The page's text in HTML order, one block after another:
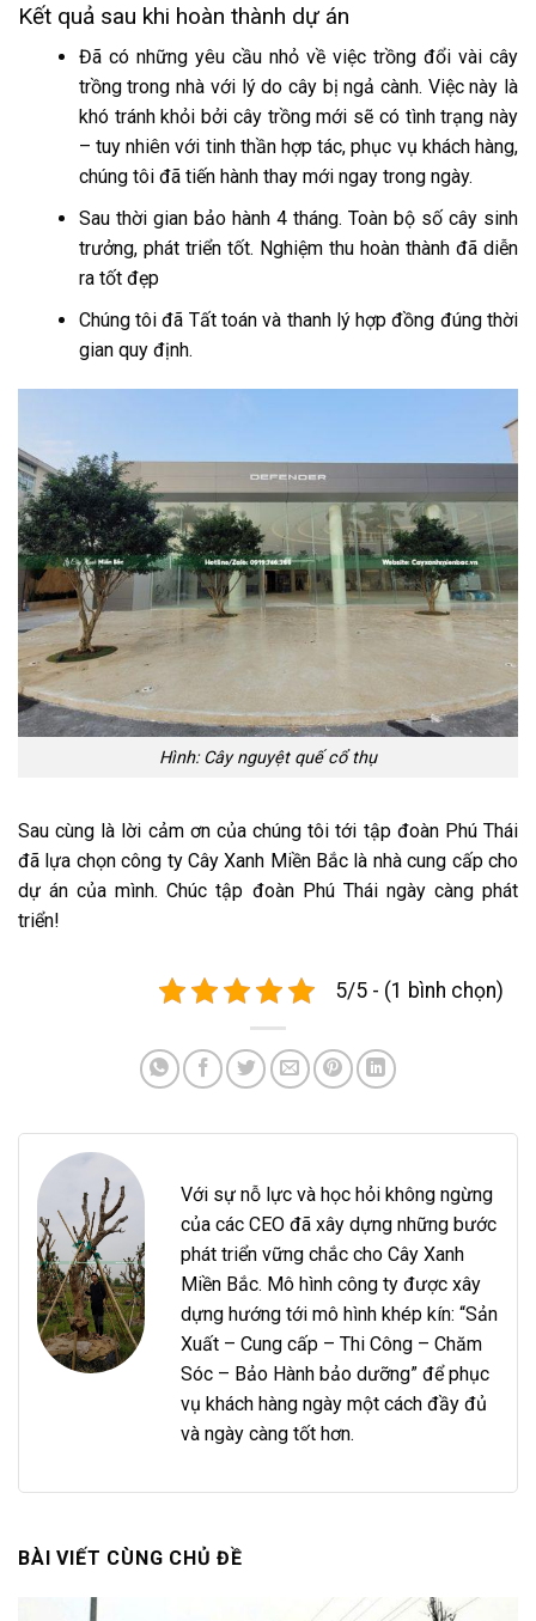
Kết quả sau khi hoàn thành dự án
Đã có những yêu cầu nhỏ về việc trồng đổi vài cây
trồng trong nhà với lý do cây bị ngả cành. Việc này là
khó tránh khỏi bởi cây trồng mới sẽ có tình trạng này
– tuy nhiên với tinh thần hợp tác, phục vụ khách hàng,
chúng tôi đã tiến hành thay mới ngay trong ngày.
Sau thời gian bảo hành 4 tháng. Toàn bộ số cây sinh
trưởng, phát triển tốt. Nghiệm thu hoàn thành đã diễn
ra tốt đẹp
Chúng tôi đã Tất toán và thanh lý hợp đồng đúng thời
gian quy định.
Hình: Cây nguyệt quế cổ thụ
Sau cùng là lời cảm ơn của chúng tôi tới tập đoàn Phú Thái
đã lựa chọn công ty Cây Xanh Miền Bắc là nhà cung cấp cho
dự án của mình. Chúc tập đoàn Phú Thái ngày càng phát
triển!
5/5 - (1 bình chọn)
Với sự nỗ lực và học hỏi không ngừng
của các CEO đã xây dựng những bước
phát triển vững chắc cho Cây Xanh
Miền Bắc. Mô hình công ty được xây
dựng hướng tới mô hình khép kín: “Sản
Xuất – Cung cấp – Thi Công – Chăm
Sóc – Bảo Hành bảo dưỡng” để phục
vụ khách hàng ngày một cách đầy đủ
và ngày càng tốt hơn.
BÀI VIẾT CÙNG CHỦ ĐỀ